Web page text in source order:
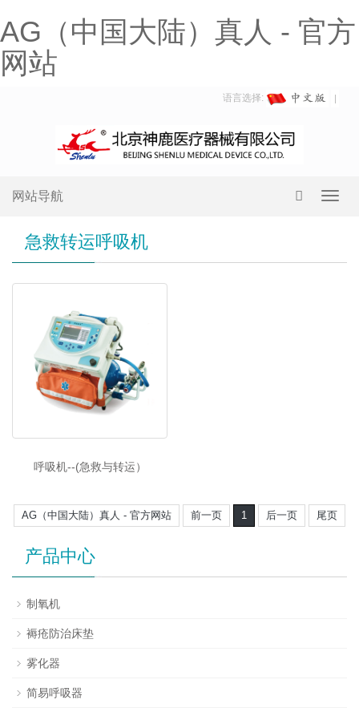
AG（中国大陆）真人 - 官方
网站
语言选择:
网站导航
急救转运呼吸机
呼吸机--(急救与转运）
AG（中国大陆）真人 - 官方网站 前一页 1 后一页 尾页
产品中心
制氧机
褥疮防治床垫
雾化器
简易呼吸器